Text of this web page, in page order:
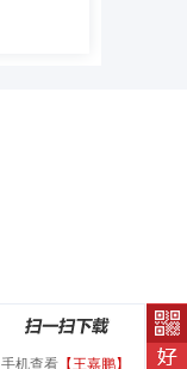
手机查看 【王嘉鹏】